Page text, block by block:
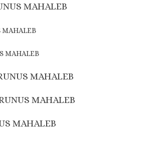
MAHALEB
MAHALEB
MAHALEB
MAHALEB
MAHALEB
MAHALEB